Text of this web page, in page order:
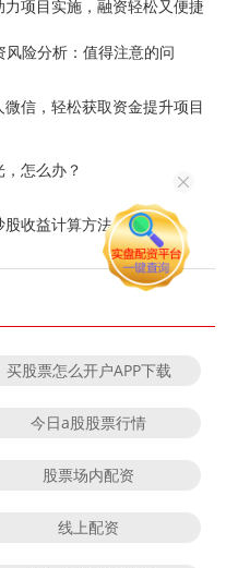
项目实施，融资轻松又便捷
险分析：值得注意的问
信，轻松获取资金提升项目
怎么办？
收益计算方法
买股票怎么开户APP下载
今日a股股票行情
股票场内配资
线上配资